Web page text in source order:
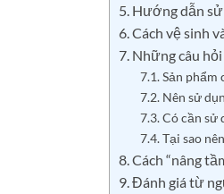
5. Hướng dẫn
6. Cách vệ sinh
7. Những câu
7.1. Sản phẩm
7.2. Nên sử
7.3. Có cần sử
7.4. Tại sao
8. Cách “nâng
9. Đánh giá từ